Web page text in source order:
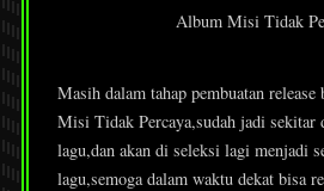
Album Misi Tidak
Masih dalam tahap pembuatan
Misi Tidak Percaya,sudah jadi sekitar
lagu,dan akan di seleksi lagi menjadi
lagu,semoga dalam waktu dekat bisa